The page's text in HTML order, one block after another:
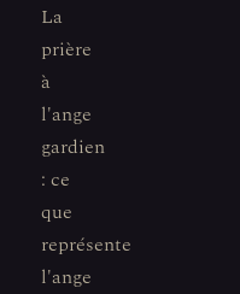
La
prière
à
l'ange
gardien
: ce
que
représente
l'ange